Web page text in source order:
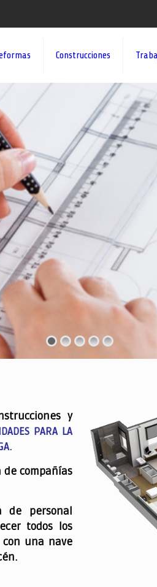
Construcciones
y
PARA LA
de compañías
personal
todos los
con una nave